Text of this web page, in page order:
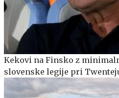
Kekovi na Finsko z
slovenske legije pri